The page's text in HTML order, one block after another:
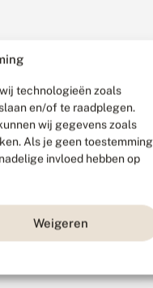
technologieën zoals
en/of te raadplegen.
wij gegevens zoals
Als je geen toestemming
invloed hebben op
Weigeren